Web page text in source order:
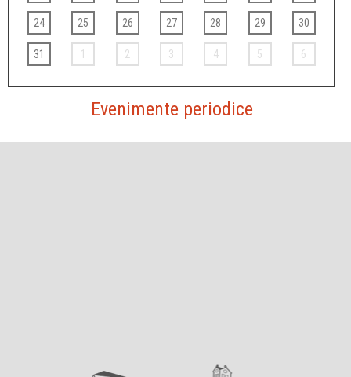
24 25 26 27 28 29 30
31 1 2 3 4 5 6
Evenimente periodice